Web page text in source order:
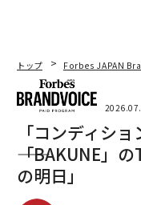
トップ Forbes JAPAN
「コンディシ
――「BAKUNE」
の明日」